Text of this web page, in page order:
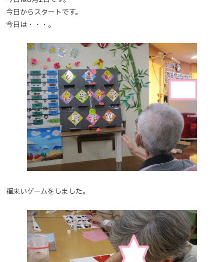
今日からスタートです。
今日は・・・。
福来いゲームをしました。